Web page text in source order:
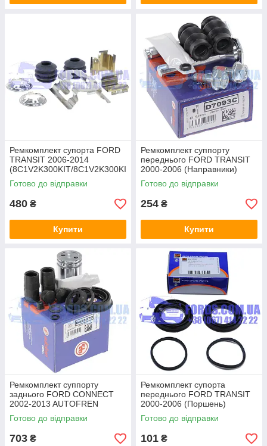
Ремкомплект супорта FORD
TRANSIT 2006-2014
(8C1V2K300KIT/8C1V2K300KI
T/HMP8C1V2K300KIT) HMPX
Готово до відправки
480 ₴
Купити
Ремкомплект суппорту
переднього FORD TRANSIT
2000-2006 (Направники)
AUTOFREN
Готово до відправки
254 ₴
Купити
Ремкомплект суппорту
заднього FORD CONNECT
2002-2013 AUTOFREN
Готово до відправки
703 ₴
Ремкомплект супорта
переднього FORD TRANSIT
2000-2006 (Поршень)
(4055818/YC152B107AA/BS2
128) DP GROUP
Готово до відправки
101 ₴